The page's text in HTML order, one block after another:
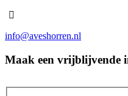
info@aveshorren.nl
Maak een vrijblijvende